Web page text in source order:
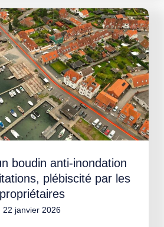
boudin anti-inondation
plébiscité par les
propriétaires
22 janvier 2026
EasyWall
:
un
boudin
anti-
inondation
pour
habitations,
plébiscité
par